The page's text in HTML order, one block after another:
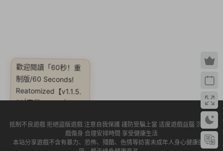
抵制不良遊戲 拒絕盜版遊戲 注意自我保護 謹防受騙上當 适度遊戲益腦 沉迷遊
戲傷身 合理安排時間 享受健康生活
本站分享遊戲不含有暴力、恐怖、殘酷、色情等妨害未成年人身心健康的内
歡迎閱讀 「60秒！重
制版/60 Seconds!
Reatomized【v1.1.5.
29|容量2.51GB|官方
簡體中文|贈音樂原
聲】」